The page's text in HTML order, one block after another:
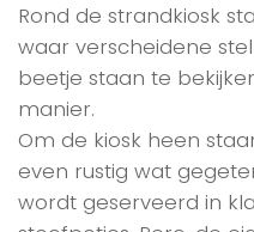
Rond de strandkiosk
waar verscheidene
beetje staan te
manier.
Om de kiosk heen
even rustig wat
wordt geserveerd in